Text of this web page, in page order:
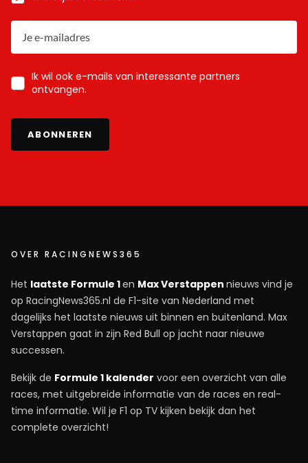
Ik wil ook e-mails van interessante partners
ontvangen.
ABONNEREN
OVER RACINGNEWS365
Het laatste Formule 1en Max Verstappen nieuws vind je
op RacingNews365.nl de F1-site van Nederland met
dagelijks het laatste nieuws uit binnen en buitenland. Max
Verstappen gaat in zijn Red Bull op jacht naar nieuwe
successen.
Bekijk de Formule 1 kalender voor een overzicht van alle
races, met uitgebreide informatie van de races en real-
time informatie. Wil je F1 op TV kijken bekijk dan het
complete overzicht!